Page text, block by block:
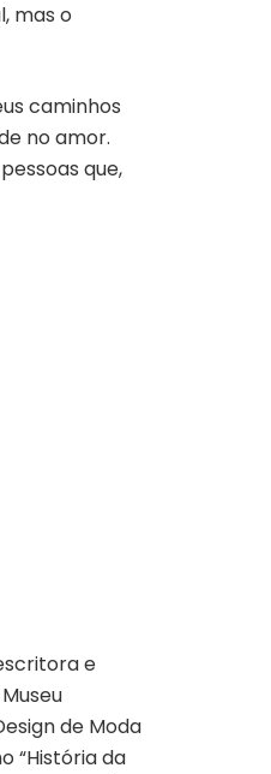
mas o
caminhos
no amor.
que,
e
de Moda
“História da